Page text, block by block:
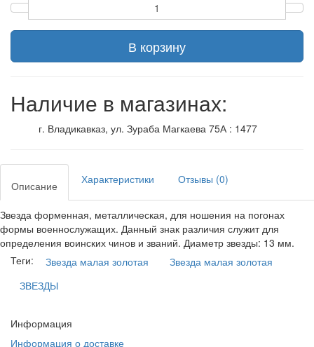
В корзину
Наличие в магазинах:
г. Владикавказ, ул. Зураба Магкаева 75А : 1477
Описание Характеристики Отзывы (0)
Звезда форменная, металлическая, для ношения на погонах
формы военнослужащих. Данный знак различия служит для
определения воинских чинов и званий. Диаметр звезды: 13 мм.
Теги:
Звезда малая золотая
Звезда малая золотая
ЗВЕЗДЫ
Информация
Информация о доставке